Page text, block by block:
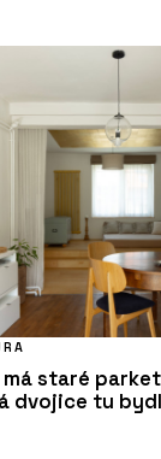
má staré
dvojice tu